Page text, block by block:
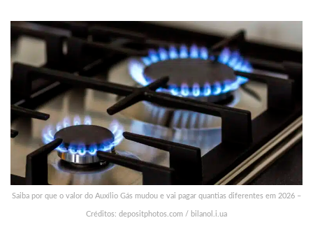
Saiba por que o valor do Auxílio Gás mudou e vai pagar quantias diferentes em 2026 –
Créditos: depositphotos.com / bilanol.i.ua